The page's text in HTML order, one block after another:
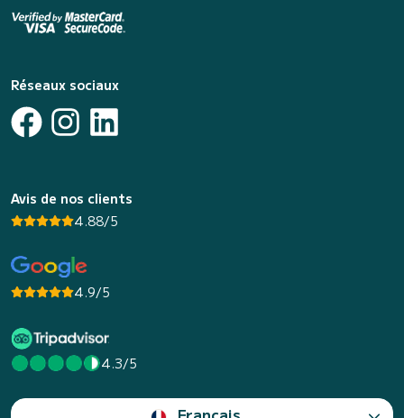
Réseaux sociaux
Avis de nos clients
4.88/5
4.9/5
4.3/5